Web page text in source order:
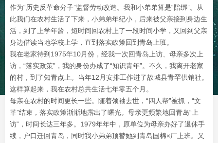
作为“历史反革命分子”监督劳动改造。我和小弟弟算是“陪绑”。从
此我们在农村生活了下来，小弟弟年纪小，后来被父亲接到身边生
活，到了上学年龄，短时间回农村上了一段时间小学，又回到父亲
身边借读当地学校上学，直到落实政策回到青岛上班。
我在老家待到1975年10月份，经我一次回青岛上访、母亲多次上
访，“落实政策”，我的身份办成了“知识青年”。不久，我离开老家
的村，到了知青点上。当年12月安排工作进了故城县青罕供销社。
这样算起来，我在农村总共生活七年零五个月。
母亲在农村的时间更长一些。随着领袖去世，“四人帮”被抓，“文
革”结束，落实政策渐渐地露出了曙光。母亲更频繁地回青岛“上
访”，时间长达三年多。1979年年中，原单位为母亲办好了退休手
续，户口迁回青岛，同时我小弟弟顶替她到青岛国棉×厂上班。又